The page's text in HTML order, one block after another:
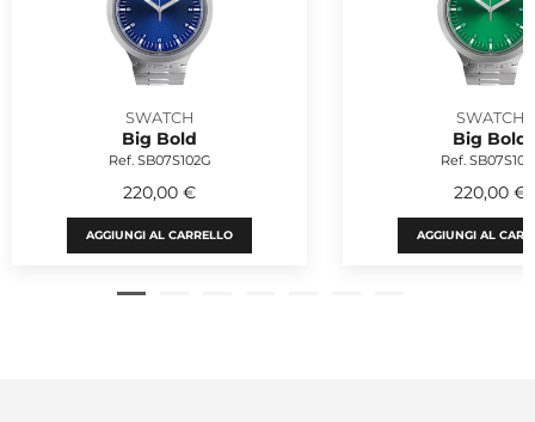
SWATCH
Big Bold
Ref. SB07S102G
220,00 €
AGGIUNGI AL CARRELLO
SWATCH
Big Bold
Ref.
220,00 €
AGGIUNGI AL